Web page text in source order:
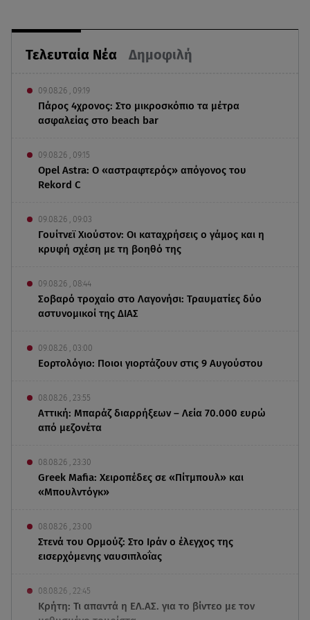
Τελευταία Νέα Δημοφιλή
09.08.26 , 09:19
Πάρος 4χρονος: Στο μικροσκόπιο τα μέτρα
ασφαλείας στο beach bar
09.08.26 , 09:15
Opel Astra: Ο «αστραφτερός» απόγονος του
Rekord C
09.08.26 , 09:03
Γουίτνεϊ Χιούστον: Οι καταχρήσεις ο γάμος και η
κρυφή σχέση με τη βοηθό της
09.08.26 , 08:44
Σοβαρό τροχαίο στο Λαγονήσι: Τραυματίες δύο
αστυνομικοί της ΔΙΑΣ
09.08.26 , 03:00
Εορτολόγιο: Ποιοι γιορτάζουν στις 9 Αυγούστου
08.08.26 , 23:55
Αττική: Μπαράζ διαρρήξεων – Λεία 70.000 ευρώ
από μεζονέτα
08.08.26 , 23:30
Greek Mafia: Χειροπέδες σε «Πίτμπουλ» και
«Μπουλντόγκ»
08.08.26 , 23:00
Στενά του Ορμούζ: Στο Ιράν ο έλεγχος της
εισερχόμενης ναυσιπλοΐας
08.08.26 , 22:45
Κρήτη: Τι απαντά η ΕΛ.ΑΣ. για το βίντεο με τον